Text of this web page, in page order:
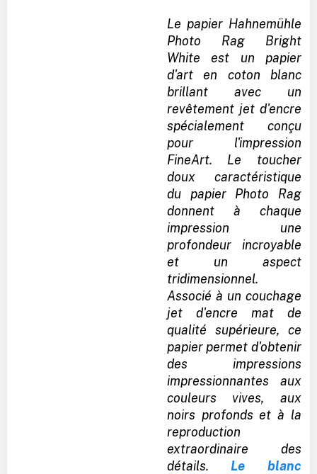
Le papier Hahnemühle
Photo Rag Bright
White est un papier
d'art en coton blanc
brillant avec un
revêtement jet d'encre
spécialement conçu
pour l'impression
FineArt. Le toucher
doux caractéristique
du papier Photo Rag
donnent à chaque
impression une
profondeur incroyable
et un aspect
tridimensionnel.
Associé à un couchage
jet d'encre mat de
qualité supérieure, ce
papier permet d'obtenir
des impressions
impressionnantes aux
couleurs vives, aux
noirs profonds et à la
reproduction
extraordinaire des
détails. Le blanc